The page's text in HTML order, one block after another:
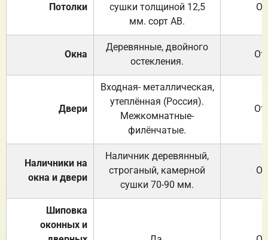
Потолки
сушки толщиной 12,5
мм. сорт АВ.
Окна
Деревянные, двойного
остекления.
Двери
Входная- металлическая,
утеплённая (Россия).
Межкомнатные-
филёнчатые.
Наличники на
окна и двери
Наличник деревянный,
строганый, камерной
сушки 70-90 мм.
Шиповка
оконных и